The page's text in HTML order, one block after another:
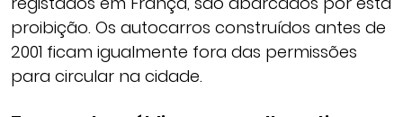
proibição. Os autocarros construídos antes de
2001 ficam igualmente fora das permissões
para circular na cidade.